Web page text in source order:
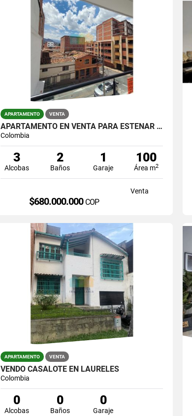
APARTAMENTO VENTA
APARTAMENTO EN VENTA PARA ESTENAR EN LA AMERICA
Colombia
3
Alcobas
2
Baños
1
Garaje
100
Área m2
Venta
$680.000.000 COP
APARTAMENTO VENTA
VENDO CASALOTE EN LAURELES
Colombia
0
Alcobas
0
Baños
0
Garaje